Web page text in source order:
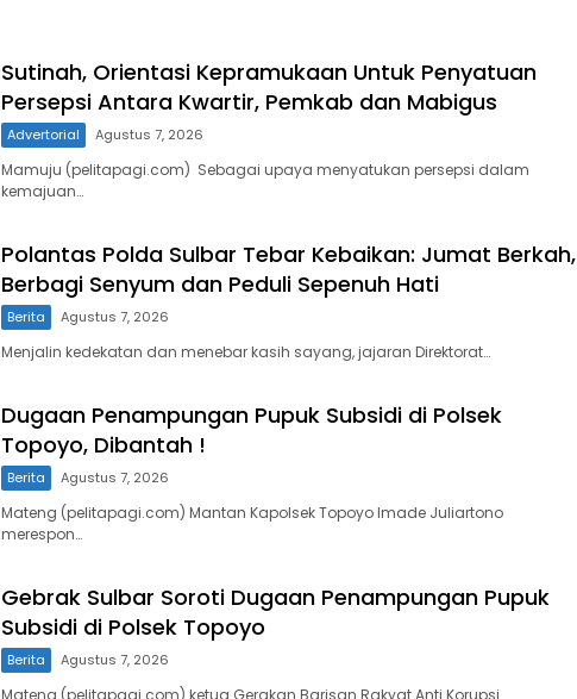
Sutinah, Orientasi Kepramukaan Untuk Penyatuan
Persepsi Antara Kwartir, Pemkab dan Mabigus
Advertorial Agustus 7, 2026
Mamuju (pelitapagi.com) Sebagai upaya menyatukan persepsi dalam
kemajuan…
Polantas Polda Sulbar Tebar Kebaikan: Jumat Berkah,
Berbagi Senyum dan Peduli Sepenuh Hati
Berita Agustus 7, 2026
Menjalin kedekatan dan menebar kasih sayang, jajaran Direktorat…
Dugaan Penampungan Pupuk Subsidi di Polsek
Topoyo, Dibantah !
Berita Agustus 7, 2026
Mateng (pelitapagi.com) Mantan Kapolsek Topoyo Imade Juliartono
merespon…
Gebrak Sulbar Soroti Dugaan Penampungan Pupuk
Subsidi di Polsek Topoyo
Berita Agustus 7, 2026